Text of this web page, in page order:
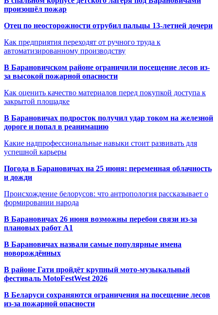
произошёл пожар
Отец по неосторожности отрубил пальцы 13-летней дочери
Как предприятия переходят от ручного труда к
автоматизированному производству
В Барановичском районе ограничили посещение лесов из-
за высокой пожарной опасности
Как оценить качество материалов перед покупкой доступа к
закрытой площадке
В Барановичах подросток получил удар током на железной
дороге и попал в реанимацию
Какие надпрофессиональные навыки стоит развивать для
успешной карьеры
Погода в Барановичах на 25 июня: переменная облачность
и дожди
Происхождение белорусов: что антропология рассказывает о
формировании народа
В Барановичах 26 июня возможны перебои связи из-за
плановых работ A1
В Барановичах назвали самые популярные имена
новорождённых
В районе Гати пройдёт крупный мото-музыкальный
фестиваль MotoFestWest 2026
В Беларуси сохраняются ограничения на посещение лесов
из-за пожарной опасности